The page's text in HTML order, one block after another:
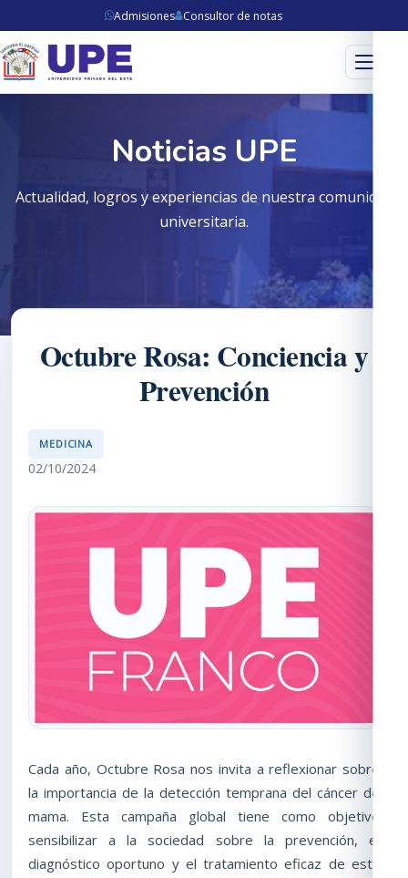
Admisiones Consultor de notas
Menú
Noticias UPE
Actualidad, logros y experiencias de nuestra comunidad
universitaria.
Octubre Rosa: Conciencia y
Prevención
MEDICINA
02/10/2024
Cada año, Octubre Rosa nos invita a reflexionar sobre
la importancia de la detección temprana del cáncer de
mama. Esta campaña global tiene como objetivo
sensibilizar a la sociedad sobre la prevención, el
diagnóstico oportuno y el tratamiento eficaz de esta